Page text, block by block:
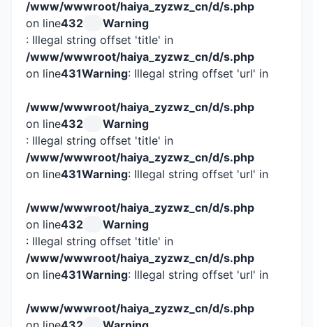
/www/wwwroot/haiya_zyzwz_cn/d/s.php
on line432
Warning
: Illegal string offset 'title' in
/www/wwwroot/haiya_zyzwz_cn/d/s.php
on line431Warning: Illegal string offset 'url' in
/www/wwwroot/haiya_zyzwz_cn/d/s.php
on line432
Warning
: Illegal string offset 'title' in
/www/wwwroot/haiya_zyzwz_cn/d/s.php
on line431Warning: Illegal string offset 'url' in
/www/wwwroot/haiya_zyzwz_cn/d/s.php
on line432
Warning
: Illegal string offset 'title' in
/www/wwwroot/haiya_zyzwz_cn/d/s.php
on line431Warning: Illegal string offset 'url' in
/www/wwwroot/haiya_zyzwz_cn/d/s.php